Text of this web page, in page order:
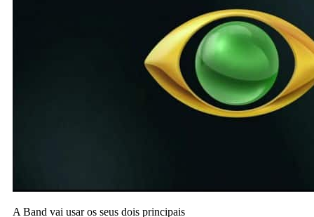
A Band vai usar os seus dois principais